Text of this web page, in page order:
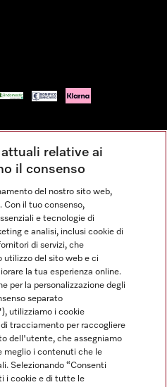
CON OPZIONE 10 E TASSO
relative ai
il consenso
del nostro sito web,
Con il tuo consenso,
e tecnologie di
e analisi, inclusi cookie di
di servizi, che
utilizzo del sito web e ci
la tua esperienza online.
per la personalizzazione degli
separato
utilizziamo i cookie
tracciamento per raccogliere
dell'utente, che assegniamo
meglio i contenuti che le
Selezionando “Consenti
i cookie e di tutte le